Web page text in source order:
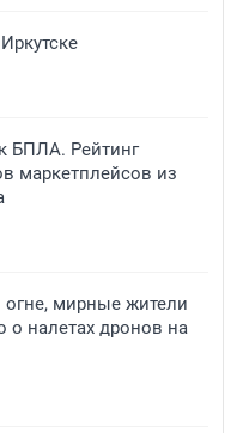
БПЛА. Рейтинг
маркетплейсов из
мирные жители
о налетах дронов на